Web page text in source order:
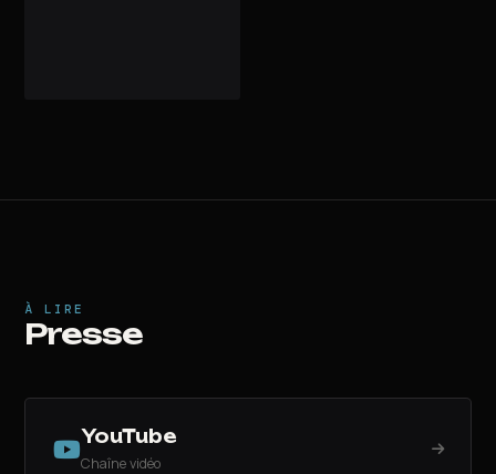
À LIRE
Presse
YouTube
Chaîne vidéo